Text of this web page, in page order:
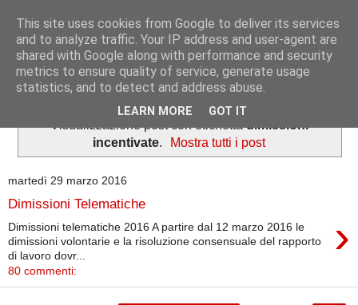
Informazioni per tutti
Dedicato a lavoratori e pensionati.
Visualizzazione post con etichettadimissioni
incentivate. Mostra tutti i post
martedì 29 marzo 2016
Dimissioni Telematiche
›
Dimissioni telematiche 2016 A partire dal 12 marzo 2016 le
dimissioni volontarie e la risoluzione consensuale del rapporto
di lavoro dovr...
80 commenti:
This site uses cookies from Google to deliver its services
and to analyze traffic. Your IP address and user-agent are
shared with Google along with performance and security
metrics to ensure quality of service, generate usage
statistics, and to detect and address abuse.
LEARN MORE GOT IT